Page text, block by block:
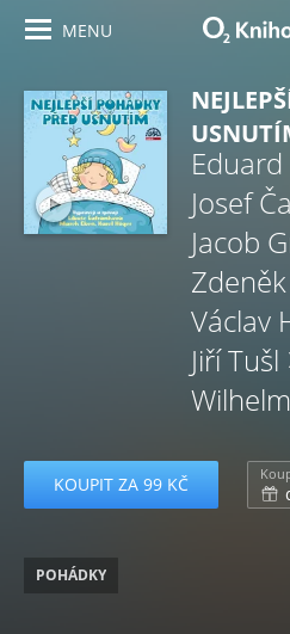
MENU
Josef
Jacob
Václav
Jiří Tušl
KOUPIT ZA 99 KČ
POHÁDKY